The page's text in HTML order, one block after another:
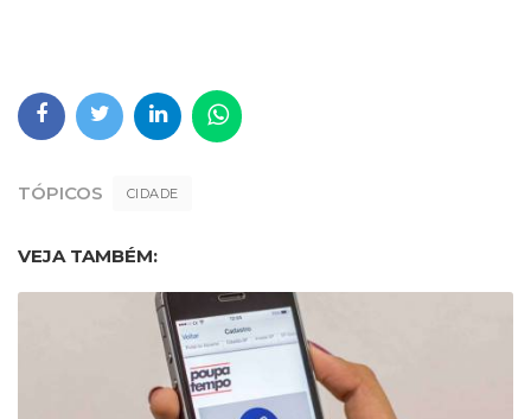
TÓPICOS CIDADE
VEJA TAMBÉM: